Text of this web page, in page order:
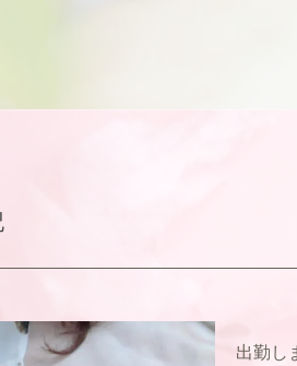
出勤し